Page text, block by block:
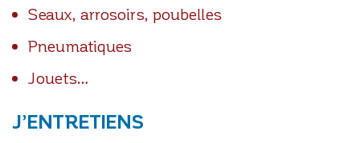
Seaux, arrosoirs, poubelles
Pneumatiques
Jouets…
J’ENTRETIENS